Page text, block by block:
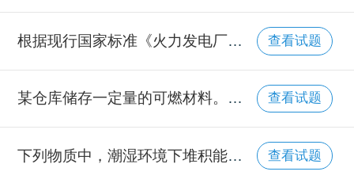
根据现行国家标准《火力发电厂与变电站设计防火规范》(GB50229)下列燃煤电厂内的建筑物或场所中,可以不设置室内消火栓的是()。 查看试题
某仓库储存一定量的可燃材料。火源热释放速率达 1MW 时，火灾发展所需时间为292s。库内未设置自动喷水灭火系统，若不考虑火灾初期的点燃过程，则仓库储存的材料可能是( )。 查看试题
下列物质中，潮湿环境下堆积能发生自燃的是( )。 查看试题